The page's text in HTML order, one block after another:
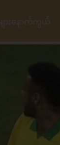
ျားနောက်ကွယ်